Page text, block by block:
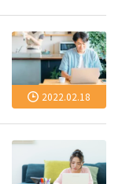
2022.02.18